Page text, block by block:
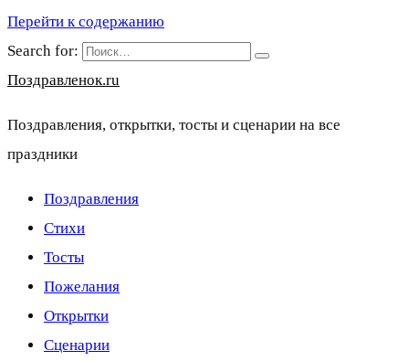
Перейти к содержанию
Search for:
Поздравленок.ru
Поздравления, открытки, тосты и сценарии на все
праздники
Поздравления
Стихи
Тосты
Пожелания
Открытки
Сценарии